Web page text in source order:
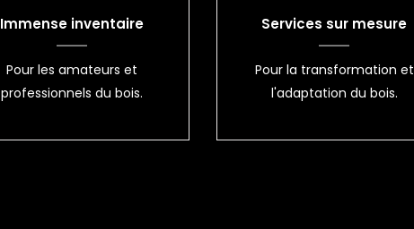
Immense inventaire
Pour les amateurs et
professionnels du bois.
Services sur mesure
Pour la transformation et
l'adaptation du bois.